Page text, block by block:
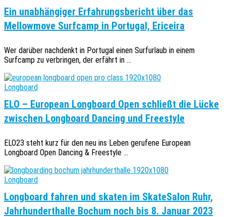
Ein unabhängiger Erfahrungsbericht über das
Mellowmove Surfcamp in Portugal, Ericeira
Wer darüber nachdenkt in Portugal einen Surfurlaub in einem
Surfcamp zu verbringen, der erfährt in ...
Longboard
ELO – European Longboard Open schließt die Lücke
zwischen Longboard Dancing und Freestyle
ELO23 steht kurz für den neu ins Leben gerufene European
Longboard Open Dancing & Freestyle ...
Longboard
Longboard fahren und skaten im SkateSalon Ruhr,
Jahrhunderthalle Bochum noch bis 8. Januar 2023